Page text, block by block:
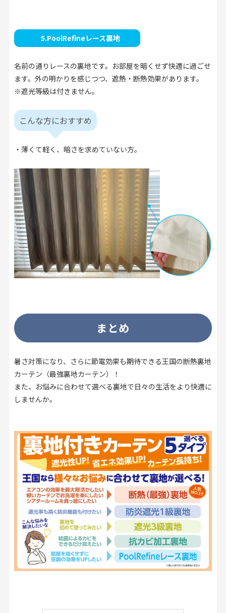
5.PoolRefineレース裏地
名前の通りレースの裏地です。お部屋を暗くせず快適に過ごせ
ます。外の明かりを感じつつ、遮熱・断熱効果があります。
※遮光等級は付きません。
こんな方におすすめ
・薄くて軽く、暗さを求めていない方。
まとめ
暑さ対策になり、さらに節電効果も期待できる王国の断熱裏地
カーテン（最強裏地カーテン）！
また、お悩みに合わせて選べる裏地で日々の生活をより快適に
しませんか。